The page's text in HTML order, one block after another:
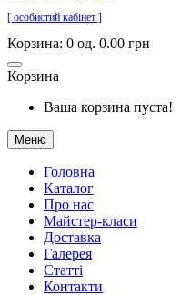
[ особистий кабінет ]
Корзина: 0 од. 0.00 грн
Корзина
Ваша корзина пуста!
Меню
Головна
Каталог
Про нас
Майстер-класи
Доставка
Галерея
Статтi
Контакти